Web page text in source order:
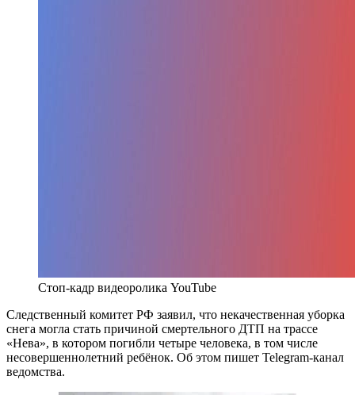
Стоп-кадр видеоролика YouTube
Следственный комитет РФ заявил, что некачественная уборка
снега могла стать причиной смертельного ДТП на трассе
«Нева», в котором погибли четыре человека, в том числе
несовершеннолетний ребёнок. Об этом пишет Telegram-канал
ведомства.